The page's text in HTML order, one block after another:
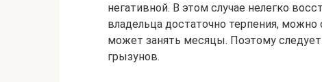
негативной. В этом случае нелегко
владельца достаточно терпения,
может занять месяцы. Поэтому
грызунов.